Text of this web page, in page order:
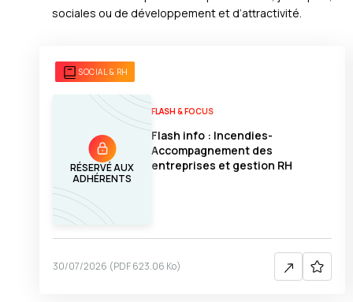
sociales ou de développement et d’attractivité.
RÉSERVÉ AUX
ADHÉRENTS
SOCIAL & RH
FLASH & FOCUS
Flash info : Incendies-
Accompagnement des
entreprises et gestion RH
30/07/2026 (PDF623.06 Ko)